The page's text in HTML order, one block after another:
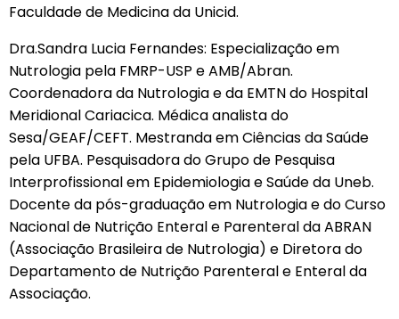
Faculdade de Medicina da Unicid.
Dra.Sandra Lucia Fernandes: Especialização em
Nutrologia pela FMRP-USP e AMB/Abran.
Coordenadora da Nutrologia e da EMTN do Hospital
Meridional Cariacica. Médica analista do
Sesa/GEAF/CEFT. Mestranda em Ciências da Saúde
pela UFBA. Pesquisadora do Grupo de Pesquisa
Interprofissional em Epidemiologia e Saúde da Uneb.
Docente da pós-graduação em Nutrologia e do Curso
Nacional de Nutrição Enteral e Parenteral da ABRAN
(Associação Brasileira de Nutrologia) e Diretora do
Departamento de Nutrição Parenteral e Enteral da
Associação.